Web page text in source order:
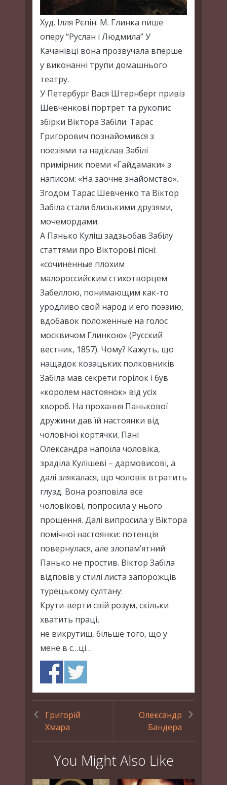
Худ. Ілля Рєпін. М. Глинка пише
оперу “Руслан і Людмила” У
Качанівці вона прозвучала вперше
у виконанні трупи домашнього
театру.
У Петербург Вася Штернберг привіз
Шевченкові портрет та рукопис
збірки Віктора Забіли. Тарас
Григорович познайомився з
поезіями та надіслав Забілі
примірник поеми «Гайдамаки» з
написом: «На заочне знайомство».
Згодом Тарас Шевченко та Віктор
Забіла стали близькими друзями,
мочемордами.
А Панько Куліш задзьобав Забілу
статтями про Вікторові пісні:
«сочиненные плохим
малороссийским стихотворцем
Забеллою, понимающим как-то
уродливо свой народ и его поэзию,
вдобавок положенные на голос
москвичом Глинкою» (Русский
вестник, 1857). Чому? Кажуть, що
нащадок козацьких полковників
Забіла мав секрети горілок і був
«королем настоянок» від усіх
хвороб. На прохання Панькової
дружини дав їй настоянки від
чоловічої кортячки. Пані
Олександра напоїла чоловіка,
зраділа Кулішеві – дармовисові, а
далі злякалася, що чоловік втратить
глузд. Вона розповіла все
чоловікові, попросила у нього
прощення. Далі випросила у Віктора
помічної настоянки: потенція
повернулася, але злопам’ятний
Панько не простив. Віктор Забіла
відповів у стилі листа запорожців
турецькому султану:
Крути-верти свій розум, скільки
хватить праці,
не викрутиш, більше того, що у
мене в с…ці…
Григорій
Хмара
Олександр
Бандера
You Might Also Like